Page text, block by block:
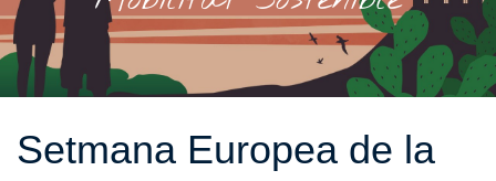
Setmana Europea de la